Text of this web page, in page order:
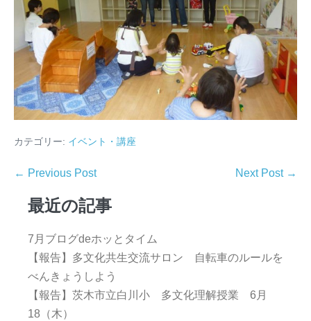
カテゴリー: イベント・講座
← Previous Post Next Post →
最近の記事
7月ブログdeホッとタイム
【報告】多文化共生交流サロン 自転車のルールを
べんきょうしよう
【報告】茨木市立白川小 多文化理解授業 6月
18（木）